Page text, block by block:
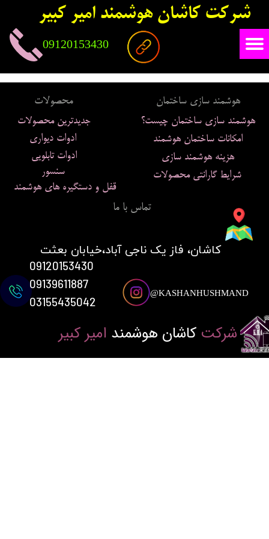
شرکت کاشان هوشمند امیر کبیر
09120153430
شرکت کاشان هوشمند امیر کبیر
تماس با ما
هوشمند سازی ساختمان
​کاشان، فاز یک ناجی آباد،خیابان بعثت
محصولات
سنسور
ادوات دیواری
ادوات تابلویی
قفل و دستگیره های هوشمند
امکانات ساختمان هوشمند
هوشمند سازی ساختمان چیست؟
هزینه هوشمند سازی
03155435042
KASHANHUSHMAND@
شرایط گارانتی محصولات
جدیدترین محصولات